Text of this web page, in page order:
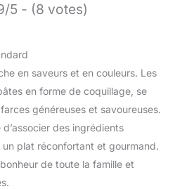
5 - (8 votes)
en saveurs et en couleurs. Les
en forme de coquillage, se
généreuses et savoureuses.
des ingrédients
plat réconfortant et gourmand.
de toute la famille et